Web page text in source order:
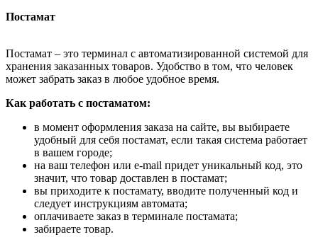
Постамат
Постамат – это терминал с автоматизированной системой для
хранения заказанных товаров. Удобство в том, что человек
может забрать заказ в любое удобное время.
Как работать с постаматом:
в момент оформления заказа на сайте, вы выбираете
удобный для себя постамат, если такая система работает
в вашем городе;
на ваш телефон или e-mail придет уникальный код, это
значит, что товар доставлен в постамат;
вы приходите к постамату, вводите полученный код и
следует инструкциям автомата;
оплачиваете заказ в терминале постамата;
забираете товар.